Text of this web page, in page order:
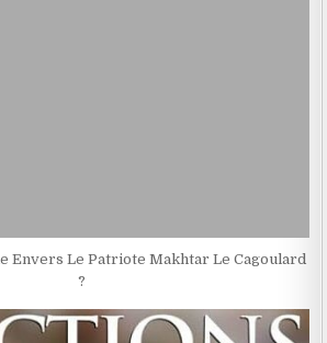
Envers Le Patriote Makhtar Le Cagoulard
?